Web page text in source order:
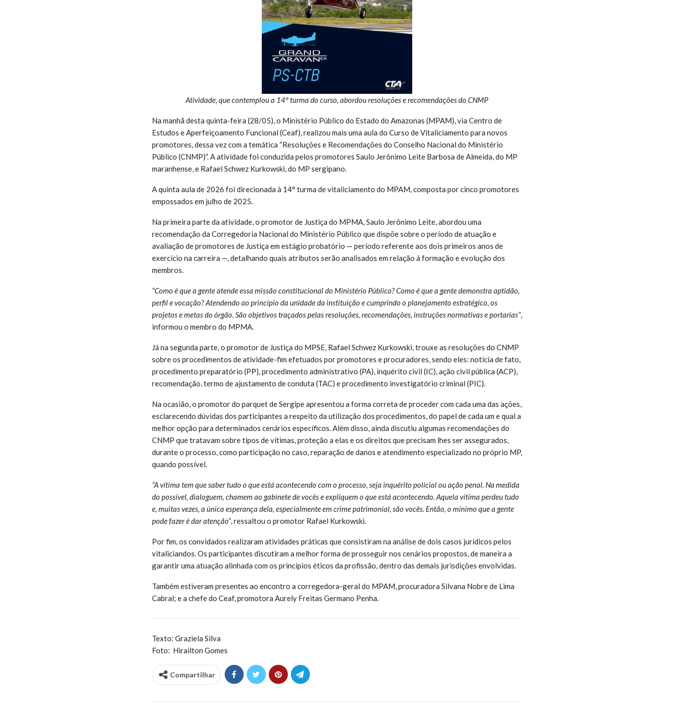
Atividade, que contemplou a 14° turma do curso, abordou resoluções e recomendações do CNMP
Na manhã desta quinta-feira (28/05), o Ministério Público do Estado do Amazonas (MPAM), via Centro de
Estudos e Aperfeiçoamento Funcional (Ceaf), realizou mais uma aula do Curso de Vitaliciamento para novos
promotores, dessa vez com a temática “Resoluções e Recomendações do Conselho Nacional do Ministério
Público (CNMP)”. A atividade foi conduzida pelos promotores Saulo Jerônimo Leite Barbosa de Almeida, do MP
maranhense, e Rafael Schwez Kurkowski, do MP sergipano.
A quinta aula de 2026 foi direcionada à 14° turma de vitaliciamento do MPAM, composta por cinco promotores
empossados em julho de 2025.
Na primeira parte da atividade, o promotor de Justiça do MPMA, Saulo Jerônimo Leite, abordou uma
recomendação da Corregedoria Nacional do Ministério Público que dispõe sobre o período de atuação e
avaliação de promotores de Justiça em estágio probatório — período referente aos dois primeiros anos de
exercício na carreira —, detalhando quais atributos serão analisados em relação à formação e evolução dos
membros.
“Como é que a gente atende essa missão constitucional do Ministério Público? Como é que a gente demonstra aptidão,
perfil e vocação? Atendendo ao princípio da unidade da instituição e cumprindo o planejamento estratégico, os
projetos e metas do órgão. São objetivos traçados pelas resoluções, recomendações, instruções normativas e portarias”,
informou o membro do MPMA.
Já na segunda parte, o promotor de Justiça do MPSE, Rafael Schwez Kurkowski, trouxe as resoluções do CNMP
sobre os procedimentos de atividade-fim efetuados por promotores e procuradores, sendo eles: notícia de fato,
procedimento preparatório (PP), procedimento administrativo (PA), inquérito civil (IC), ação civil pública (ACP),
recomendação, termo de ajustamento de conduta (TAC) e procedimento investigatório criminal (PIC).
Na ocasião, o promotor do parquet de Sergipe apresentou a forma correta de proceder com cada uma das ações,
esclarecendo dúvidas dos participantes a respeito da utilização dos procedimentos, do papel de cada um e qual a
melhor opção para determinados cenários específicos. Além disso, ainda discutiu algumas recomendações do
CNMP que tratavam sobre tipos de vítimas, proteção a elas e os direitos que precisam lhes ser assegurados,
durante o processo, como participação no caso, reparação de danos e atendimento especializado no próprio MP,
quando possível.
“A vítima tem que saber tudo o que está acontecendo com o processo, seja inquérito policial ou ação penal. Na medida
do possível, dialoguem, chamem ao gabinete de vocês e expliquem o que está acontecendo. Aquela vítima perdeu tudo
e, muitas vezes, a única esperança dela, especialmente em crime patrimonial, são vocês. Então, o mínimo que a gente
pode fazer é dar atenção”, ressaltou o promotor Rafael Kurkowski.
Por fim, os convidados realizaram atividades práticas que consistiram na análise de dois casos jurídicos pelos
vitaliciandos. Os participantes discutiram a melhor forma de prosseguir nos cenários propostos, de maneira a
garantir uma atuação alinhada com os princípios éticos da profissão, dentro das demais jurisdições envolvidas.
Também estiveram presentes ao encontro a corregedora-geral do MPAM, procuradora Silvana Nobre de Lima
Cabral; e a chefe do Ceaf, promotora Aurely Freitas Germano Penha.
Texto: Graziela Silva
Foto: Hirailton Gomes
Compartilhar